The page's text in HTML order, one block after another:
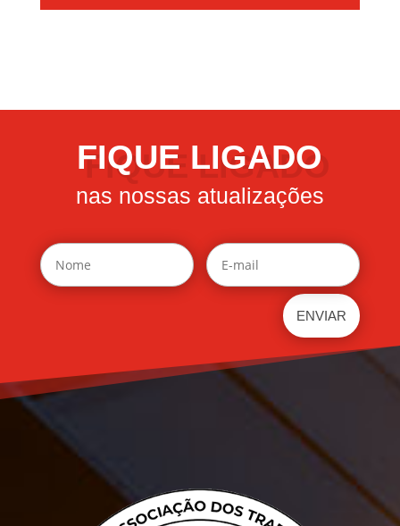
FIQUE LIGADO
nas nossas atualizações